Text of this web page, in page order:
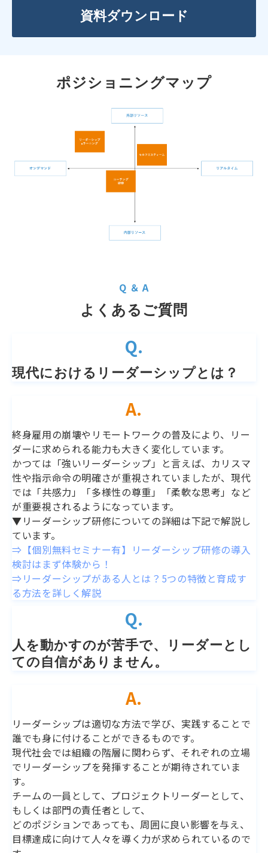
資料ダウンロード
ポジショニングマップ
Q ＆ A
よくあるご質問
Q.
現代におけるリーダーシップとは？
A.
終身雇用の崩壊やリモートワークの普及により、リー
ダーに求められる能力も大きく変化しています。
かつては「強いリーダーシップ」と言えば、カリスマ
性や指示命令の明確さが重視されていましたが、現代
では「共感力」「多様性の尊重」「柔軟な思考」など
が重要視されるようになっています。
▼リーダーシップ研修についての詳細は下記で解説し
ています。
⇒【個別無料セミナー有】リーダーシップ研修の導入
検討はまず体験から！
⇒リーダーシップがある人とは？5つの特徴と育成す
る方法を詳しく解説
Q.
人を動かすのが苦手で、リーダーとし
ての自信がありません。
A.
リーダーシップは適切な方法で学び、実践することで
誰でも身に付けることができるものです。
現代社会では組織の階層に関わらず、それぞれの立場
でリーダーシップを発揮することが期待されていま
す。
チームの一員として、プロジェクトリーダーとして、
もしくは部門の責任者として、
どのポジションであっても、周囲に良い影響を与え、
目標達成に向けて人々を導く力が求められているので